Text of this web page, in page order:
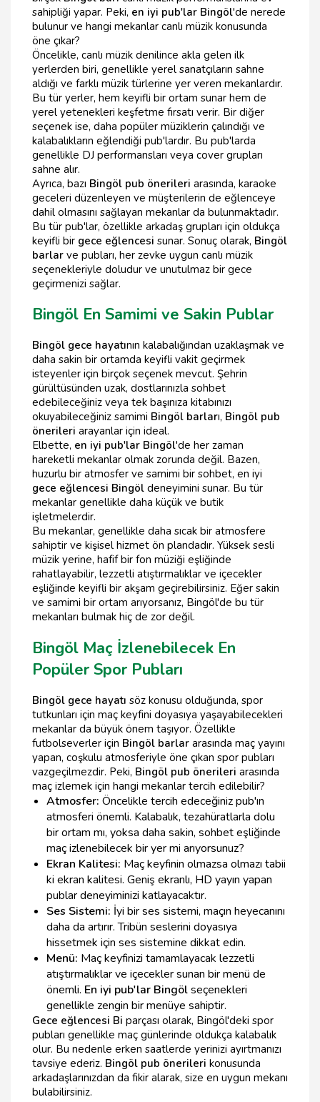
sahipliği yapar. Peki, en iyi pub'lar Bingöl'de nerede
bulunur ve hangi mekanlar canlı müzik konusunda
öne çıkar?
Öncelikle, canlı müzik denilince akla gelen ilk
yerlerden biri, genellikle yerel sanatçıların sahne
aldığı ve farklı müzik türlerine yer veren mekanlardır.
Bu tür yerler, hem keyifli bir ortam sunar hem de
yerel yetenekleri keşfetme fırsatı verir. Bir diğer
seçenek ise, daha popüler müziklerin çalındığı ve
kalabalıkların eğlendiği pub'lardır. Bu pub'larda
genellikle DJ performansları veya cover grupları
sahne alır.
Ayrıca, bazı Bingöl pub önerileri arasında, karaoke
geceleri düzenleyen ve müşterilerin de eğlenceye
dahil olmasını sağlayan mekanlar da bulunmaktadır.
Bu tür pub'lar, özellikle arkadaş grupları için oldukça
keyifli bir gece eğlencesi sunar. Sonuç olarak, Bingöl
barlar ve pubları, her zevke uygun canlı müzik
seçenekleriyle doludur ve unutulmaz bir gece
geçirmenizi sağlar.
Bingöl En Samimi ve Sakin Publar
Bingöl gece hayatının kalabalığından uzaklaşmak ve
daha sakin bir ortamda keyifli vakit geçirmek
isteyenler için birçok seçenek mevcut. Şehrin
gürültüsünden uzak, dostlarınızla sohbet
edebileceğiniz veya tek başınıza kitabınızı
okuyabileceğiniz samimi Bingöl barları, Bingöl pub
önerileri arayanlar için ideal.
Elbette, en iyi pub'lar Bingöl'de her zaman
hareketli mekanlar olmak zorunda değil. Bazen,
huzurlu bir atmosfer ve samimi bir sohbet, en iyi
gece eğlencesi Bingöl deneyimini sunar. Bu tür
mekanlar genellikle daha küçük ve butik
işletmelerdir.
Bu mekanlar, genellikle daha sıcak bir atmosfere
sahiptir ve kişisel hizmet ön plandadır. Yüksek sesli
müzik yerine, hafif bir fon müziği eşliğinde
rahatlayabilir, lezzetli atıştırmalıklar ve içecekler
eşliğinde keyifli bir akşam geçirebilirsiniz. Eğer sakin
ve samimi bir ortam arıyorsanız, Bingöl'de bu tür
mekanları bulmak hiç de zor değil.
Bingöl Maç İzlenebilecek En
Popüler Spor Pubları
Bingöl gece hayatı söz konusu olduğunda, spor
tutkunları için maç keyfini doyasıya yaşayabilecekleri
mekanlar da büyük önem taşıyor. Özellikle
futbolseverler için Bingöl barlar arasında maç yayını
yapan, coşkulu atmosferiyle öne çıkan spor pubları
vazgeçilmezdir. Peki, Bingöl pub önerileri arasında
maç izlemek için hangi mekanlar tercih edilebilir?
Atmosfer: Öncelikle tercih edeceğiniz pub'ın
atmosferi önemli. Kalabalık, tezahüratlarla dolu
bir ortam mı, yoksa daha sakin, sohbet eşliğinde
maç izlenebilecek bir yer mi arıyorsunuz?
Ekran Kalitesi: Maç keyfinin olmazsa olmazı tabii
ki ekran kalitesi. Geniş ekranlı, HD yayın yapan
publar deneyiminizi katlayacaktır.
Ses Sistemi: İyi bir ses sistemi, maçın heyecanını
daha da artırır. Tribün seslerini doyasıya
hissetmek için ses sistemine dikkat edin.
Menü: Maç keyfinizi tamamlayacak lezzetli
atıştırmalıklar ve içecekler sunan bir menü de
önemli. En iyi pub'lar Bingölseçenekleri
genellikle zengin bir menüye sahiptir.
Gece eğlencesi Bi parçası olarak, Bingöl'deki spor
pubları genellikle maç günlerinde oldukça kalabalık
olur. Bu nedenle erken saatlerde yerinizi ayırtmanızı
tavsiye ederiz. Bingöl pub önerileri konusunda
arkadaşlarınızdan da fikir alarak, size en uygun mekanı
bulabilirsiniz.